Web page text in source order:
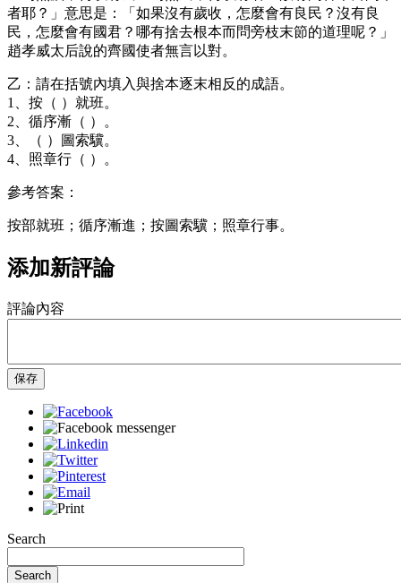
者耶？」意思是：「如果沒有歲收，怎麼會有良民？沒有良
民，怎麼會有國君？哪有捨去根本而問旁枝末節的道理呢？」
趙孝威太后說的齊國使者無言以對。
乙：請在括號內填入與捨本逐末相反的成語。
1、按（ ）就班。
2、循序漸（ ）。
3、（ ）圖索驥。
4、照章行（ ）。
參考答案：
按部就班；循序漸進；按圖索驥；照章行事。
添加新評論
評論內容
保存
Search
Search